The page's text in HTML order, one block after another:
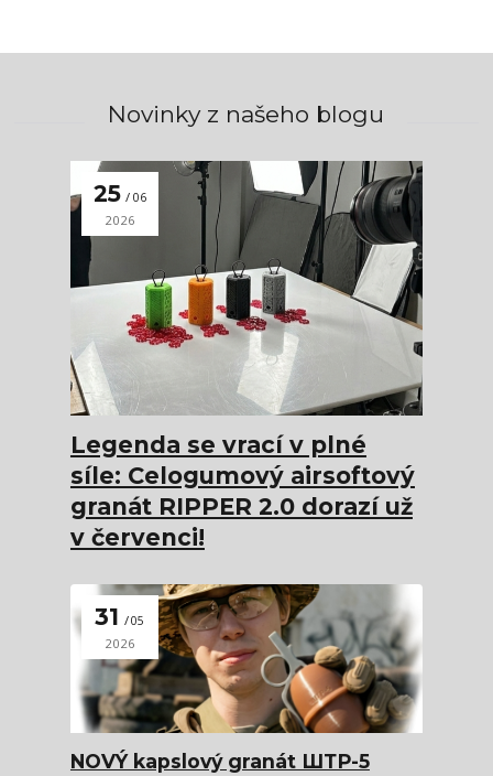
Novinky z našeho blogu
25 06
2026
Legenda se vrací v plné
síle: Celogumový airsoftový
granát RIPPER 2.0 dorazí už
v červenci!
31 05
2026
NOVÝ kapslový granát ШТР-5